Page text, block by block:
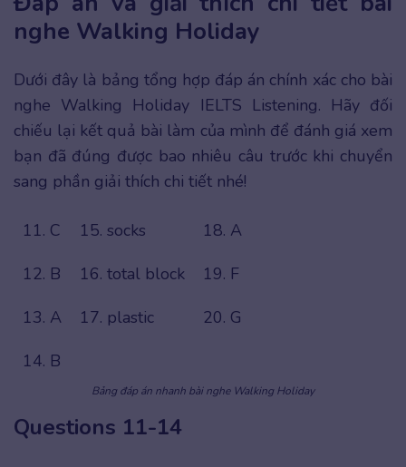
nghe Walking Holiday
Dưới đây là bảng tổng hợp đáp án chính xác cho bài
nghe Walking Holiday IELTS Listening. Hãy đối
chiếu lại kết quả bài làm của mình để đánh giá xem
bạn đã đúng được bao nhiêu câu trước khi chuyển
sang phần giải thích chi tiết nhé!
11. C 15. socks
18. A
12. B
16. total block
19. F
13. A
17. plastic
20. G
14. B
Bảng đáp án nhanh bài nghe Walking Holiday
Questions 11-14